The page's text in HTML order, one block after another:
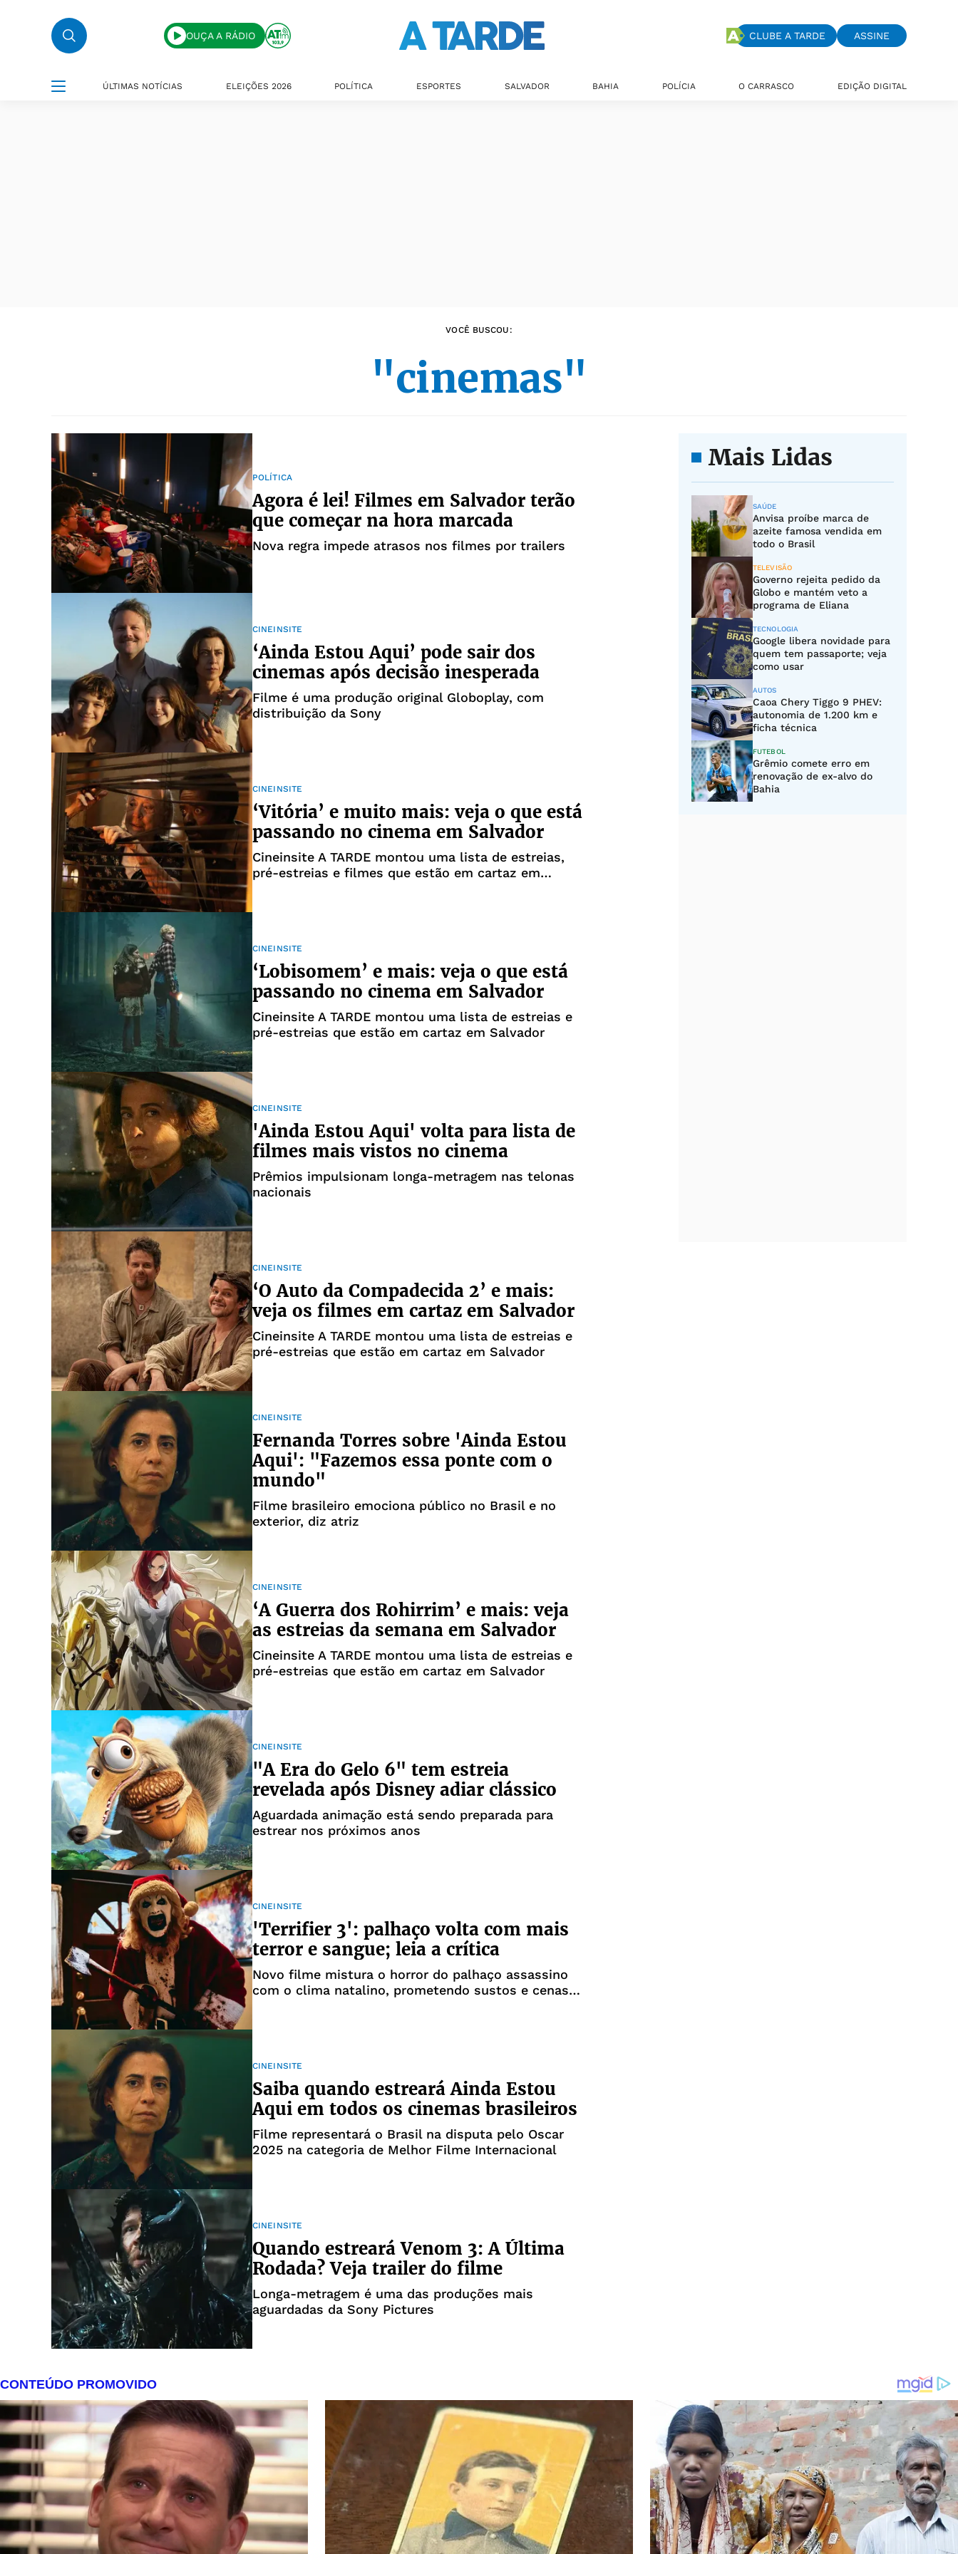
OUÇA A RÁDIO CLUBE A TARDE ASSINE
ÚLTIMAS NOTÍCIAS ELEIÇÕES 2026 POLÍTICA ESPORTES SALVADOR BAHIA POLÍCIA O CARRASCO EDIÇÃO DIGITAL
VOCÊ BUSCOU:
"cinemas"
POLÍTICA
Agora é lei! Filmes em Salvador terão
que começar na hora marcada
Nova regra impede atrasos nos filmes por trailers
CINEINSITE
‘Ainda Estou Aqui’ pode sair dos
cinemas após decisão inesperada
Filme é uma produção original Globoplay, com
distribuição da Sony
CINEINSITE
‘Vitória’ e muito mais: veja o que está
passando no cinema em Salvador
Cineinsite A TARDE montou uma lista de estreias,
pré-estreias e filmes que estão em cartaz em
CINEINSITE
‘Lobisomem’ e mais: veja o que está
passando no cinema em Salvador
Cineinsite A TARDE montou uma lista de estreias e
pré-estreias que estão em cartaz em Salvador
CINEINSITE
'Ainda Estou Aqui' volta para lista de
filmes mais vistos no cinema
Prêmios impulsionam longa-metragem nas telonas
nacionais
CINEINSITE
‘O Auto da Compadecida 2’ e mais:
veja os filmes em cartaz em Salvador
Cineinsite A TARDE montou uma lista de estreias e
pré-estreias que estão em cartaz em Salvador
CINEINSITE
Fernanda Torres sobre 'Ainda Estou
Aqui': "Fazemos essa ponte com o
mundo"
Filme brasileiro emociona público no Brasil e no
exterior, diz atriz
CINEINSITE
‘A Guerra dos Rohirrim’ e mais: veja
as estreias da semana em Salvador
Cineinsite A TARDE montou uma lista de estreias e
pré-estreias que estão em cartaz em Salvador
CINEINSITE
"A Era do Gelo 6" tem estreia
revelada após Disney adiar clássico
Aguardada animação está sendo preparada para
estrear nos próximos anos
CINEINSITE
'Terrifier 3': palhaço volta com mais
terror e sangue; leia a crítica
Novo filme mistura o horror do palhaço assassino
com o clima natalino, prometendo sustos e cenas
CINEINSITE
Saiba quando estreará Ainda Estou
Aqui em todos os cinemas brasileiros
Filme representará o Brasil na disputa pelo Oscar
2025 na categoria de Melhor Filme Internacional
CINEINSITE
Quando estreará Venom 3: A Última
Rodada? Veja trailer do filme
Longa-metragem é uma das produções mais
aguardadas da Sony Pictures
Mais Lidas
SAÚDE
Anvisa proíbe marca de
azeite famosa vendida em
todo o Brasil
TELEVISÃO
Governo rejeita pedido da
Globo e mantém veto a
programa de Eliana
TECNOLOGIA
Google libera novidade para
quem tem passaporte; veja
como usar
AUTOS
Caoa Chery Tiggo 9 PHEV:
autonomia de 1.200 km e
ficha técnica
FUTEBOL
Grêmio comete erro em
renovação de ex-alvo do
Bahia